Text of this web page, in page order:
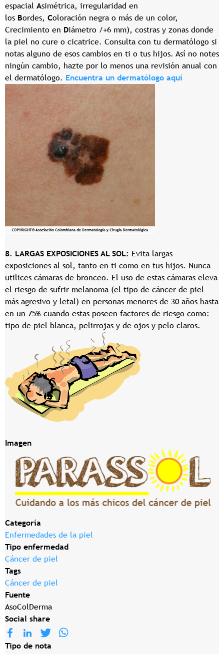
espacial Asimétrica, irregularidad en
los Bordes, Coloración negra o más de un color,
Crecimiento en Diámetro /+6 mm), costras y zonas donde
la piel no cure o cicatrice. Consulta con tu dermatólogo si
notas alguno de esos cambios en ti o tus hijos. Así no notes
ningún cambio, hazte por lo menos una revisión anual con
el dermatólogo. Encuentra un dermatólogo aquí
8. LARGAS EXPOSICIONES AL SOL: Evita largas
exposiciones al sol, tanto en ti como en tus hijos. Nunca
utilices cámaras de bronceo. El uso de estas cámaras eleva
el riesgo de sufrir melanoma (el tipo de cáncer de piel
más agresivo y letal) en personas menores de 30 años hasta
en un 75% cuando estas poseen factores de riesgo como:
tipo de piel blanca, pelirrojas y de ojos y pelo claros.
Imagen
Categoría
Enfermedades de la piel
Tipo enfermedad
Cáncer de piel
Tags
Cáncer de piel
Fuente
AsoColDerma
Social share
Tipo de nota